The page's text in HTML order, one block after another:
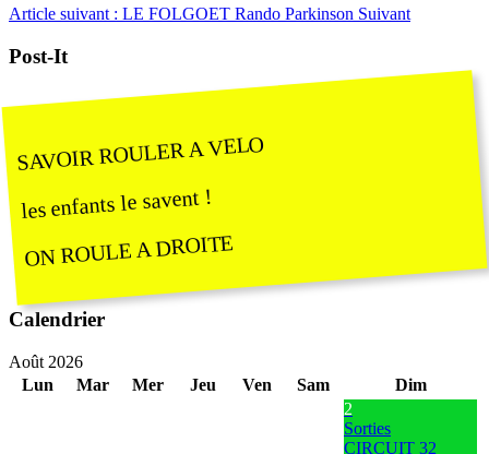
Article suivant : LE FOLGOET Rando Parkinson Suivant
Post-It
SAVOIR ROULER A VELO
les enfants le savent !
ON ROULE A DROITE
Calendrier
Août 2026
Lun
Mar Mer Jeu Ven Sam Dim
2
Sorties
CIRCUIT 32